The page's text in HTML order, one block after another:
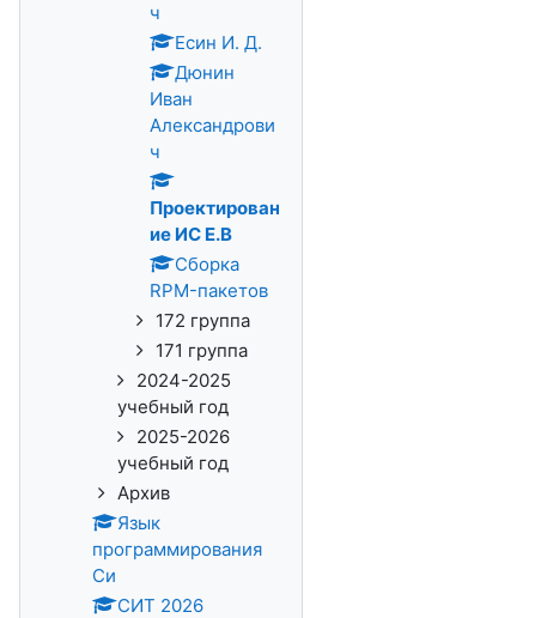
ч
Есин И. Д.
Дюнин
Иван
Александрови
ч
Проектирован
ие ИС Е.В
Сборка
RPM-пакетов
172 группа
171 группа
2024-2025
учебный год
2025-2026
учебный год
Архив
Язык
программирования
Си
СИТ 2026